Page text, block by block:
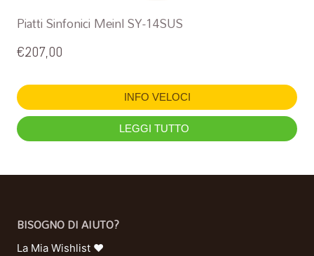
Piatti Sinfonici Meinl SY-14SUS
€207,00
INFO VELOCI
LEGGI TUTTO
BISOGNO DI AIUTO?
La Mia Wishlist ❤